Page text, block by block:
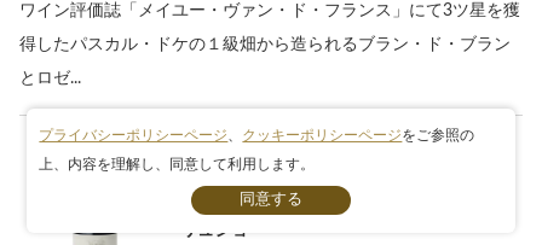
ワイン評価誌「メイユー・ヴァン・ド・フランス」にて3ツ星を獲
得したパスカル・ドケの１級畑から造られるブラン・ド・ブラン
とロゼ...
フランス/ブルゴーニュ
モレ・サン・ドニ・プルミエ・クリュ レ・
リュショ
プライバシーポリシーページ クッキーポリシーページをご参照の
上、内容を理解し、同意して利用します。